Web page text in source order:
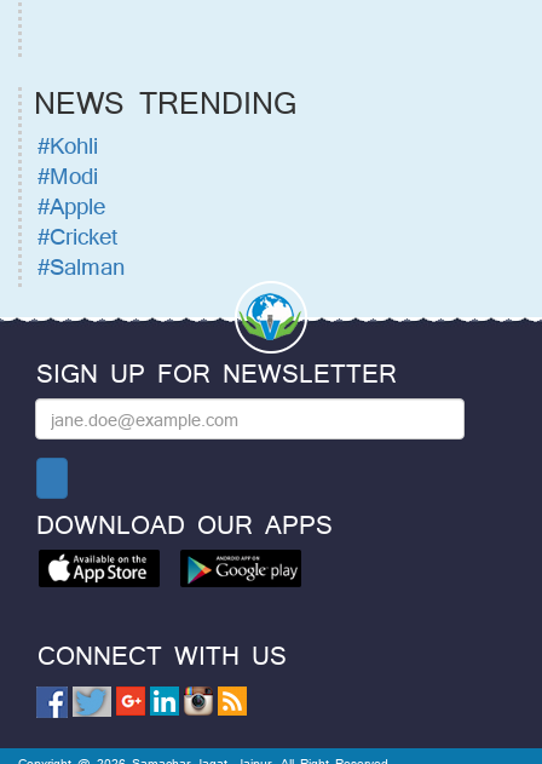
NEWS TRENDING
#Kohli
#Modi
#Apple
#Cricket
#Salman
SIGN UP FOR NEWSLETTER
DOWNLOAD OUR APPS
CONNECT WITH US